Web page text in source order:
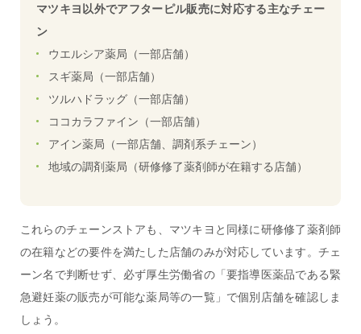
マツキヨ以外でアフターピル販売に対応する主なチェー
ン
ウエルシア薬局（一部店舗）
スギ薬局（一部店舗）
ツルハドラッグ（一部店舗）
ココカラファイン（一部店舗）
アイン薬局（一部店舗、調剤系チェーン）
地域の調剤薬局（研修修了薬剤師が在籍する店舗）
これらのチェーンストアも、マツキヨと同様に研修修了薬剤師
の在籍などの要件を満たした店舗のみが対応しています。チェ
ーン名で判断せず、必ず厚生労働省の「要指導医薬品である緊
急避妊薬の販売が可能な薬局等の一覧」で個別店舗を確認しま
しょう。